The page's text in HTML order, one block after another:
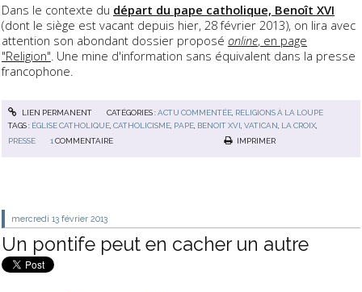
Dans le contexte du départ du pape catholique, Benoît XVI
(dont le siège est vacant depuis hier, 28 février 2013), on lira avec
attention son abondant dossier proposé online, en page
"Religion" . Une mine d'information sans équivalent dans la presse
francophone.
LIEN PERMANENT CATÉGORIES :ACTU COMMENTÉE, RELIGIONS À LA LOUPE
TAGS : ÉGLISE CATHOLIQUE,CATHOLICISME, PAPE, BENOIT XVI,VATICAN, LA CROIX,
PRESSE
1 COMMENTAIRE IMPRIMER
mercredi 13 février 2013
Un pontife peut en cacher un autre